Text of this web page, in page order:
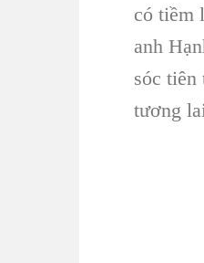
có tiềm
anh
sóc tiên
tương